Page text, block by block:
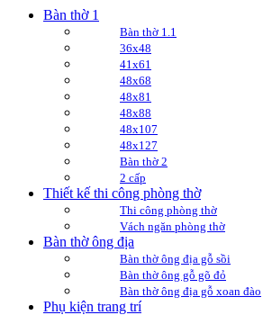
Bàn thờ 1
Bàn thờ 1.1
36x48
41x61
48x68
48x81
48x88
48x107
48x127
Bàn thờ 2
2 cấp
Thiết kế thi công phòng thờ
Thi công phòng thờ
Vách ngăn phòng thờ
Bàn thờ ông địa
Bàn thờ ông địa gỗ sồi
Bàn thờ ông gỗ gõ đỏ
Bàn thờ ông địa gỗ xoan đào
Phụ kiện trang trí